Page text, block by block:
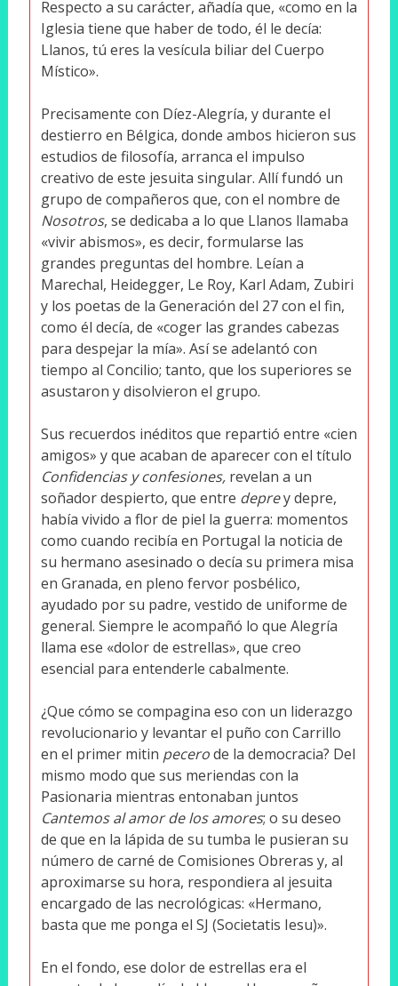
Respecto a su carácter, añadía que, «como en la
Iglesia tiene que haber de todo, él le decía:
Llanos, tú eres la vesícula biliar del Cuerpo
Místico».
Precisamente con Díez-Alegría, y durante el
destierro en Bélgica, donde ambos hicieron sus
estudios de filosofía, arranca el impulso
creativo de este jesuita singular. Allí fundó un
grupo de compañeros que, con el nombre de
Nosotros, se dedicaba a lo que Llanos llamaba
«vivir abismos», es decir, formularse las
grandes preguntas del hombre. Leían a
Marechal, Heidegger, Le Roy, Karl Adam, Zubiri
y los poetas de la Generación del 27 con el fin,
como él decía, de «coger las grandes cabezas
para despejar la mía». Así se adelantó con
tiempo al Concilio; tanto, que los superiores se
asustaron y disolvieron el grupo.
Sus recuerdos inéditos que repartió entre «cien
amigos» y que acaban de aparecer con el título
Confidencias y confesiones,revelan a un
soñador despierto, que entre deprey depre,
había vivido a flor de piel la guerra: momentos
como cuando recibía en Portugal la noticia de
su hermano asesinado o decía su primera misa
en Granada, en pleno fervor posbélico,
ayudado por su padre, vestido de uniforme de
general. Siempre le acompañó lo que Alegría
llama ese «dolor de estrellas», que creo
esencial para entenderle cabalmente.
¿Que cómo se compagina eso con un liderazgo
revolucionario y levantar el puño con Carrillo
en el primer mitin pecerode la democracia? Del
mismo modo que sus meriendas con la
Pasionaria mientras entonaban juntos
Cantemos al amor de los amores; o su deseo
de que en la lápida de su tumba le pusieran su
número de carné de Comisiones Obreras y, al
aproximarse su hora, respondiera al jesuita
encargado de las necrológicas: «Hermano,
basta que me ponga el SJ (Societatis Iesu)».
En el fondo, ese dolor de estrellas era el